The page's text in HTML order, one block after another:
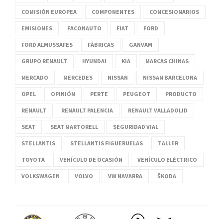
COMISIÓN EUROPEA COMPONENTES CONCESIONARIOS
EMISIONES FACONAUTO FIAT FORD
FORD ALMUSSAFES FÁBRICAS GANVAM
GRUPO RENAULT HYUNDAI KIA MARCAS CHINAS
MERCADO MERCEDES NISSAN NISSAN BARCELONA
OPEL OPINIÓN PERTE PEUGEOT PRODUCTO
RENAULT RENAULT PALENCIA RENAULT VALLADOLID
SEAT SEAT MARTORELL SEGURIDAD VIAL
STELLANTIS STELLANTIS FIGUERUELAS TALLER
TOYOTA VEHÍCULO DE OCASIÓN VEHÍCULO ELÉCTRICO
VOLKSWAGEN VOLVO VW NAVARRA ŠKODA